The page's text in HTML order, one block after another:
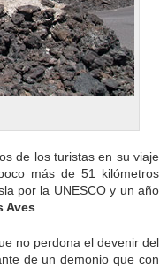
de los turistas en su viaje
más de 51 kilómetros
por la UNESCO y un año
Aves
no perdona el devenir del
de un demonio que con